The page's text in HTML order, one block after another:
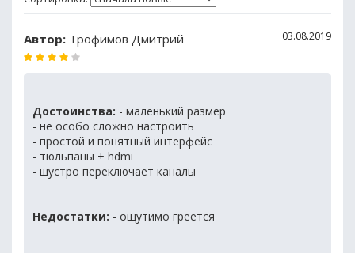
Автор: Трофимов Дмитрий 03.08.2019
Достоинства: - маленький размер
- не особо сложно настроить
- простой и понятный интерфейс
- тюльпаны + hdmi
- шустро переключает каналы
Недостатки: - ощутимо греется